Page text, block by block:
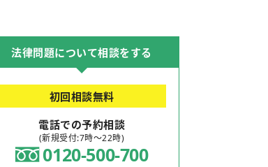
法律問題について相談をする
初回相談無料
電話での予約相談
(新規受付:7時～22時)
0120-418-002